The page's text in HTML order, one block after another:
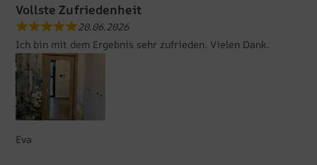
Vollste Zufriedenheit
20.06.2026
Ich bin mit dem Ergebnis sehr zufrieden. Vielen Dank.
Eva